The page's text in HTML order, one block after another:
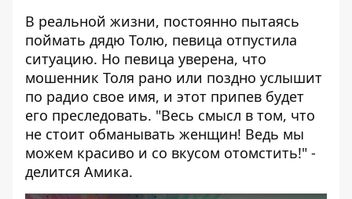
В реальной жизни, постоянно пытаясь
поймать дядю Толю, певица отпустила
ситуацию. Но певица уверена, что
мошенник Толя рано или поздно услышит
по радио свое имя, и этот припев будет
его преследовать. "Весь смысл в том, что
не стоит обманывать женщин! Ведь мы
можем красиво и со вкусом отомстить!" -
делится Амика.